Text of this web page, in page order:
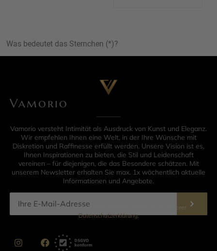
Was bedeutet das Sternchen (*)?
Vamorio
Vamorio versteht Intimität als Ausdruck von Kunst und Eleganz.
Wir empfehlen Ihnen eine Welt, in der Ihre Wünsche mit
Diskretion und Raffinesse erfüllt werden. Unsere Vision ist es,
Ihnen Inspirationen zu bieten, die Stil und Leidenschaft
vereinen – für diejenigen, die das Besondere schätzen. Mit
unserem Newsletter erhalten Sie max. 1x wöchentlich aktuelle
Informationen und Angebote.
Informationen zur Datenverarbeitung finden Sie in unserer
Datenschutzerklärung.